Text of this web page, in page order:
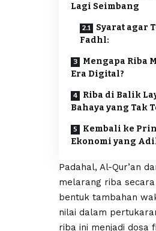
Lagi Seimbang
Syarat agar
Fadhl:
Mengapa Riba
Era Digital?
Riba di Balik
Bahaya yang Tak
Kembali ke
Ekonomi yang
Padahal, Al-Qur’an
melarang riba
bentuk tambahan
nilai dalam
riba ini menjadi dosa